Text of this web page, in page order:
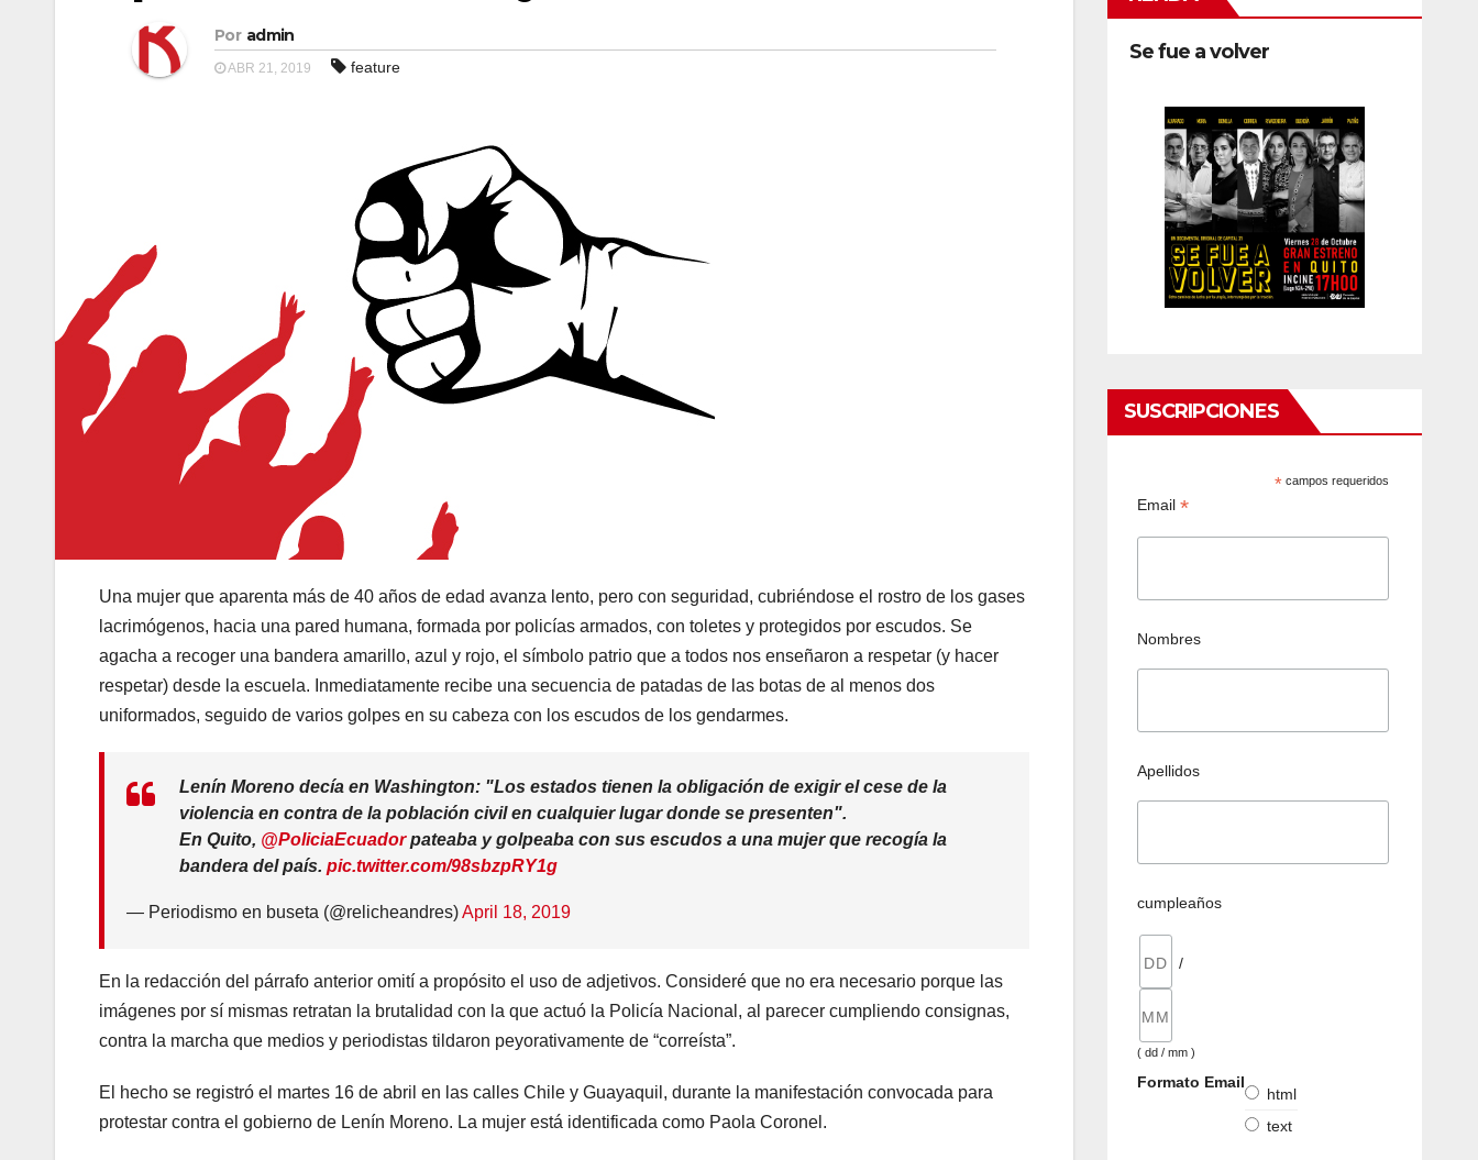
Por admin
ABR 21, 2019 feature
Una mujer que aparenta más de 40 años de edad avanza lento, pero con seguridad, cubriéndose el rostro de los gases
lacrimógenos, hacia una pared humana, formada por policías armados, con toletes y protegidos por escudos. Se
agacha a recoger una bandera amarillo, azul y rojo, el símbolo patrio que a todos nos enseñaron a respetar (y hacer
respetar) desde la escuela. Inmediatamente recibe una secuencia de patadas de las botas de al menos dos
uniformados, seguido de varios golpes en su cabeza con los escudos de los gendarmes.
Lenín Moreno decía en Washington: "Los estados tienen la obligación de exigir el cese de la
violencia en contra de la población civil en cualquier lugar donde se presenten".
En Quito, @PoliciaEcuadorpateaba y golpeaba con sus escudos a una mujer que recogía la
bandera del país. pic.twitter.com/98sbzpRY1g
— Periodismo en buseta (@relicheandres)April 18, 2019
En la redacción del párrafo anterior omití a propósito el uso de adjetivos. Consideré que no era necesario porque las
imágenes por sí mismas retratan la brutalidad con la que actuó la Policía Nacional, al parecer cumpliendo consignas,
contra la marcha que medios y periodistas tildaron peyorativamente de “correísta”.
El hecho se registró el martes 16 de abril en las calles Chile y Guayaquil, durante la manifestación convocada para
protestar contra el gobierno de Lenín Moreno. La mujer está identificada como Paola Coronel.
Se fue a volver
SUSCRIPCIONES
* campos requeridos
Email *
Nombres
Apellidos
cumpleaños
/
( dd / mm )
Formato Email
html
text